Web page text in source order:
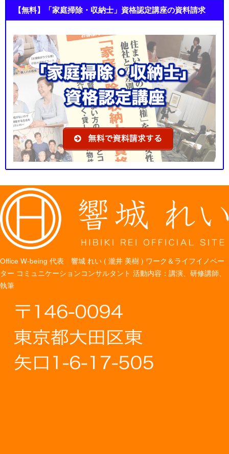
【無料】「家庭掃除・収納士」資格認定講座の資料請求
Office W-being 代表 響城 れい ( 瀧井 美樹 ) ワーク＆ライフイノベー
ター コミュニケーションコンサルタント 活動内容：講演、研修講師、
執筆